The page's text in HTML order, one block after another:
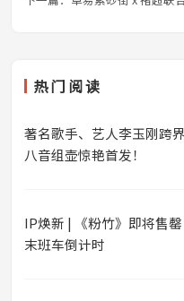
热门阅读
著名歌手、艺人李玉刚跨
八音组壶惊艳首发！
IP焕新 | 《粉竹》即将售
末班车倒计时